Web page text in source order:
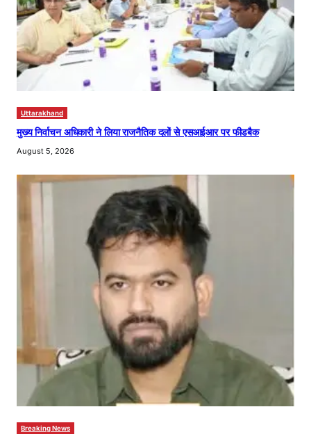
Uttarakhand
मुख्य निर्वाचन अधिकारी ने लिया राजनैतिक दलों से एसआईआर पर फीडबैक
August 5, 2026
Breaking News